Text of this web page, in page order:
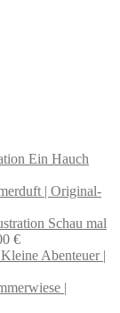
Ein Hauch
| Original-
Schau mal
€
Kleine Abenteuer |
|